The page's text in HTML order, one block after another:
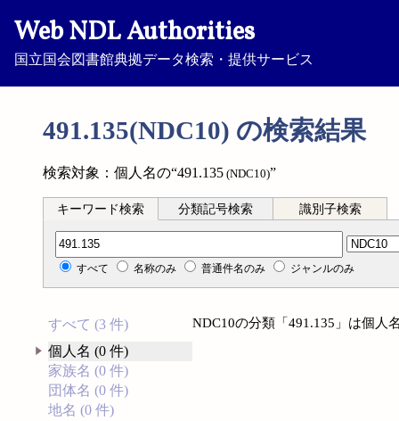
Web NDL Authorities
国立国会図書館典拠データ検索・提供サービス
491.135(NDC10) の検索結果
検索対象：個人名の“491.135 (NDC10)”
キーワード検索 分類記号検索 識別子検索
分類記号検索
すべて 名称のみ 普通件名のみ ジャンルのみ
すべて (3 件)
個人名 (0 件)
家族名 (0 件)
団体名 (0 件)
地名 (0 件)
NDC10の分類「491.135」は個人